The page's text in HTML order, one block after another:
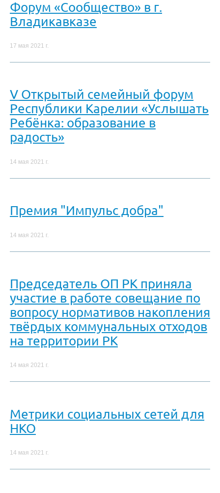
Форум «Сообщество» в г.
Владикавказе
17 мая 2021 г.
V Открытый семейный форум
Республики Карелии «Услышать
Ребёнка: образование в
радость»
14 мая 2021 г.
Премия "Импульс добра"
14 мая 2021 г.
Председатель ОП РК приняла
участие в работе совещание по
вопросу нормативов накопления
твёрдых коммунальных отходов
на территории РК
14 мая 2021 г.
Метрики социальных сетей для
НКО
14 мая 2021 г.